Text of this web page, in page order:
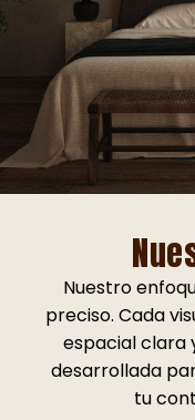
Nuestro
preciso. Cada
espacial clara
desarrollada
tu